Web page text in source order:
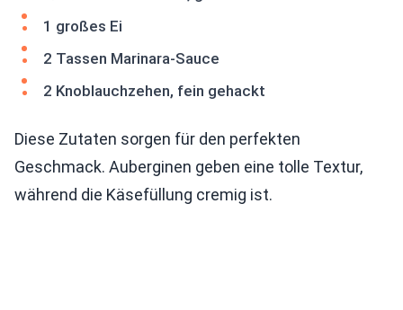
1 großes Ei
2 Tassen Marinara-Sauce
2 Knoblauchzehen, fein gehackt
Diese Zutaten sorgen für den perfekten
Geschmack. Auberginen geben eine tolle Textur,
während die Käsefüllung cremig ist.